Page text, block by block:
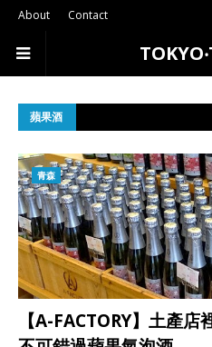
About Contact
蘋果酒
青森
【A-FACTORY】土產